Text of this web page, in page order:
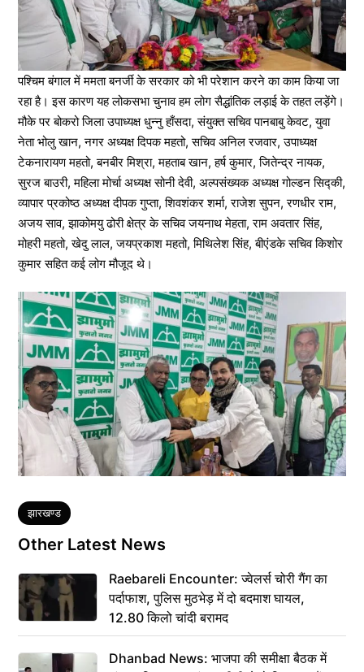
पश्चिम बंगाल में ममता बनर्जी के सरकार को भी परेशान करने का काम किया जा
रहा है। इस कारण यह लोकसभा चुनाव हम लोग सैद्धांतिक लड़ाई के तहत लड़ेंगे।
मौके पर बोकरो जिला उपाध्यक्ष धुन्नु हाँसदा, संयुक्त सचिव पानबाबु केवट, युवा
नेता भोलु खान, नगर अध्यक्ष दिपक महतो, सचिव अनिल रजवार, उपाध्यक्ष
टेकनारायण महतो, बनबीर मिश्रा, महताब खान, हर्ष कुमार, जितेन्द्र नायक,
सुरज बाउरी, महिला मोर्चा अध्यक्ष सोनी देवी, अल्पसंख्यक अध्यक्ष गोल्डन सिद्की,
व्यापार प्रकोष्ठ अध्यक्ष दीपक गुप्ता, शिवशंकर शर्मा, राजेश सुपन, रणधीर राम,
अजय साव, झाकोमयु ढोरी क्षेत्र के सचिव जयनाथ मेहता, राम अवतार सिंह,
मोहरी महतो, खेदु लाल, जयप्रकाश महतो, मिथिलेश सिंह, बीएंडके सचिव किशोर
कुमार सहित कई लोग मौजूद थे।
Tags
झारखण्ड
Other Latest News
Raebareli Encounter: ज्वेलर्स चोरी गैंग का
पर्दाफाश, पुलिस मुठभेड़ में दो बदमाश घायल,
12.80 किलो चांदी बरामद
Dhanbad News: भाजपा की समीक्षा बैठक में